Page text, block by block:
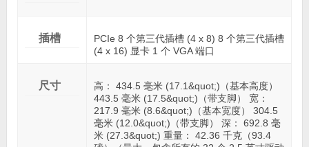
插槽
PCIe 8 个第三代插槽 (4 x 8) 8 个第三代插槽
(4 x 16) 显卡 1 个 VGA 端口
尺寸
高： 434.5 毫米 (17.1&quot;)（基本高度）
443.5 毫米 (17.5&quot;)（带支脚） 宽：
217.9 毫米 (8.6&quot;)（基本宽度） 304.5
毫米 (12.0&quot;)（带支脚） 深： 692.8 毫
米 (27.3&quot;) 重量： 42.36 千克（93.4